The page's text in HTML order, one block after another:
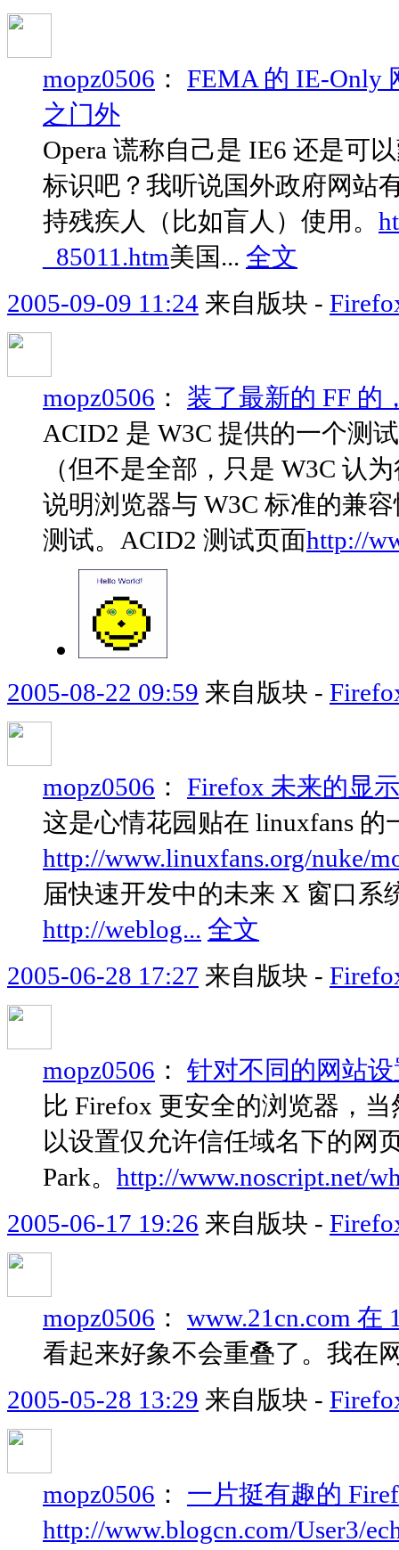
mopz0506 ： FEMA 的 IE-Only
之门外
Opera 谎称自己是 IE6 还是可
标识吧？我听说国外政府网站
持残疾人（比如盲人）使用。
_85011.htm美国... 全文
2005-09-09 11:24 来自版块 -
mopz0506 ： 装了最新的 FF 的
ACID2 是 W3C 提供的一个测
（但不是全部，只是 W3C 认
说明浏览器与 W3C 标准的兼
测试。ACID2 测试页面http://
2005-08-22 09:59 来自版块 -
mopz0506 ： Firefox 未来的显
这是心情花园贴在 linuxfans 的
http://www.linuxfans.org/nuke/
届快速开发中的未来 X 窗口系
http://weblog... 全文
2005-06-28 17:27 来自版块 -
mopz0506 ： 针对不同的网站设
比 Firefox 更安全的浏览器，
以设置仅允许信任域名下的网
Park。 http://www.noscript.net/
2005-06-17 19:26 来自版块 -
mopz0506 ： www.21cn.com 在
看起来好象不会重叠了。我在
2005-05-28 13:29 来自版块 -
mopz0506 ： 一片挺有趣的
http://www.blogcn.com/User3/